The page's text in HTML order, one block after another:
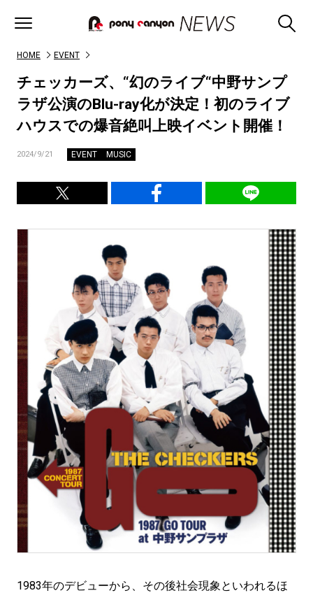
HOME EVENT
チェッカーズ、“幻のライブ“中野サンプ
ラザ公演のBlu-ray化が決定！初のライブ
ハウスでの爆音絶叫上映イベント開催！
2024/9/21 EVENT MUSIC
1983年のデビューから、その後社会現象といわれるほ